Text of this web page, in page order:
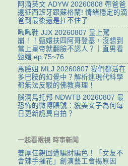
阿滴英文 ADYW 20260808 帶爸爸
遠征西班牙跟蘇格蘭! 情緒穩定的滴
爸到最後還是扛不住了
啾啾鞋 JJX 20260807 皇上駕
崩！！甄嬛扶四阿哥登基，沒想到
當上皇帝就翻臉不認人？｜直男看
甄嬛 ep.75~76
馬臉姐 MLJ 20260807 我們都活在
多巴胺的幻覺中？解析連現代科學
都無法反駁的佛教真理！
腦洞烏托邦 NDWTB 20260807 最
恐怖的微博賬號：貌美女子為何每
日更新詭異自拍？
一起看電視 時事新聞
姜厚任親回遭騙財騙色！「女友不
會辣手摧花」創演藝工會揭原因